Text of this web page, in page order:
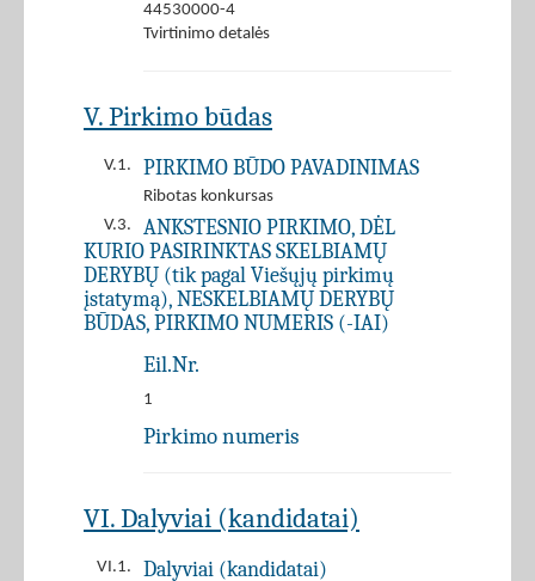
44530000-4
Tvirtinimo detalės
V. Pirkimo būdas
V.1. PIRKIMO BŪDO PAVADINIMAS
Ribotas konkursas
V.3.
ANKSTESNIO PIRKIMO, DĖL
KURIO PASIRINKTAS SKELBIAMŲ
DERYBŲ (tik pagal Viešųjų pirkimų
įstatymą), NESKELBIAMŲ DERYBŲ
BŪDAS, PIRKIMO NUMERIS (-IAI)
Eil.Nr.
1
Pirkimo numeris
VI. Dalyviai (kandidatai)
VI.1. Dalyviai (kandidatai)